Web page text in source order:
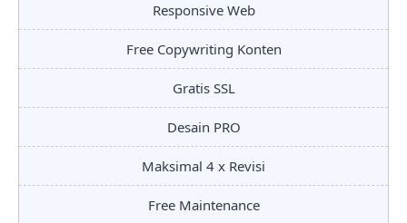
Responsive Web
Free Copywriting Konten
Gratis SSL
Desain PRO
Maksimal 4 x Revisi
Free Maintenance